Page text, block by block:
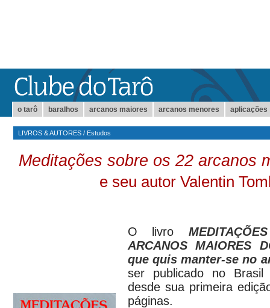
o tarô baralhos arcanos maiores arcanos menores aplicações
LIVROS & AUTORES/ Estudos
Meditações sobre os 22 arcanos
e seu autor Valentin
O livro
ARCANOS MAIORES
que quis manter-se no
ser publicado no Brasil
desde sua primeira
páginas.